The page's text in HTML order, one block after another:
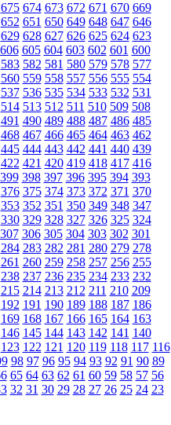
675 674 673 672 671 670 669
652 651 650 649 648 647 646
629 628 627 626 625 624 623
606 605 604 603 602 601 600
583 582 581 580 579 578 577
560 559 558 557 556 555 554
537 536 535 534 533 532 531
514 513 512 511 510 509 508
491 490 489 488 487 486 485
468 467 466 465 464 463 462
445 444 443 442 441 440 439
422 421 420 419 418 417 416
399 398 397 396 395 394 393
376 375 374 373 372 371 370
353 352 351 350 349 348 347
330 329 328 327 326 325 324
307 306 305 304 303 302 301
284 283 282 281 280 279 278
261 260 259 258 257 256 255
238 237 236 235 234 233 232
215 214 213 212 211 210 209
192 191 190 189 188 187 186
169 168 167 166 165 164 163
146 145 144 143 142 141 140
123 122 121 120 119 118 117 116
98 97 96 95 94 93 92 91 90 89
65 64 63 62 61 60 59 58 57 56
32 31 30 29 28 27 26 25 24 23